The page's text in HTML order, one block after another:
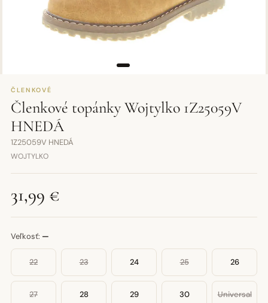
ČLENKOVÉ
Členkové topánky Wojtylko 1Z25059V
HNEDÁ
1Z25059V HNEDÁ
WOJTYLKO
31,99 €
Veľkosť: —
22 23 24 25 26
27 28 29 30 Universal